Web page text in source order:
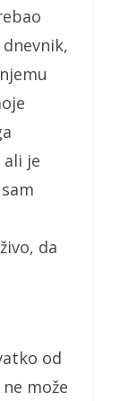
ali je
da
od
može